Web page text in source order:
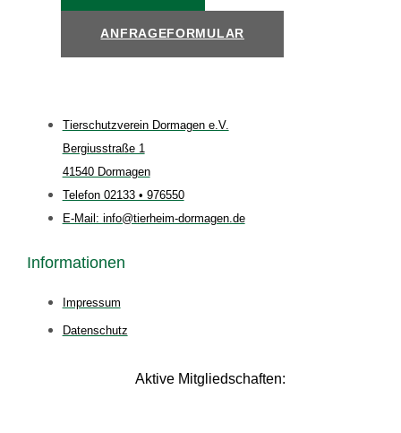
ANFRAGEFORMULAR
Tierschutzverein Dormagen e.V.
Bergiusstraße 1
41540 Dormagen
Telefon 02133 • 976550
E-Mail: info@tierheim-dormagen.de
Informationen
Impressum
Datenschutz
Aktive Mitgliedschaften: